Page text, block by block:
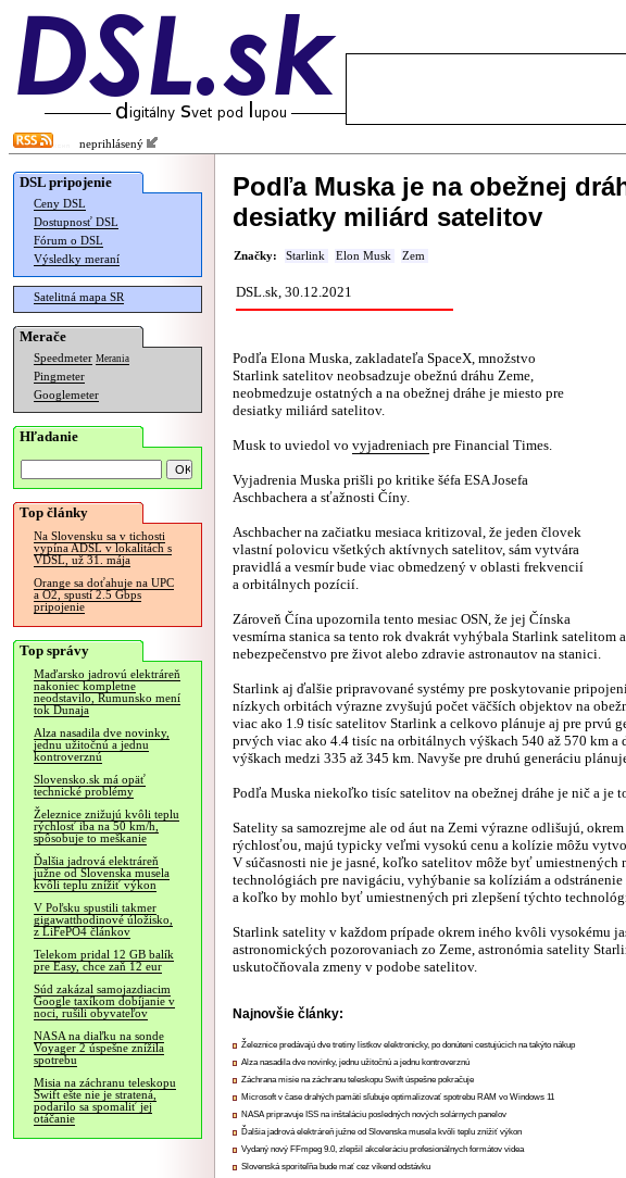
neprihlásený
DSL pripojenie
Ceny DSL
Dostupnosť DSL
Fórum o DSL
Výsledky meraní
Satelitná mapa SR
Merače
Speedmeter Merania
Pingmeter
Googlemeter
Hľadanie
Top články
Na Slovensku sa v tichosti
vypína ADSL v lokalitách s
VDSL, už 31. mája
Orange sa doťahuje na UPC
a O2, spustí 2.5 Gbps
pripojenie
Top správy
Maďarsko jadrovú elektráreň
nakoniec kompletne
neodstavilo, Rumunsko mení
tok Dunaja
Alza nasadila dve novinky,
jednu užitočnú a jednu
kontroverznú
Slovensko.sk má opäť
technické problémy
Železnice znižujú kvôli teplu
rýchlosť iba na 50 km/h,
spôsobuje to meškanie
Ďalšia jadrová elektráreň
južne od Slovenska musela
kvôli teplu znížiť výkon
V Poľsku spustili takmer
gigawatthodinové úložisko,
z LiFePO4 článkov
Telekom pridal 12 GB balík
pre Easy, chce zaň 12 eur
Súd zakázal samojazdiacim
Google taxíkom dobíjanie v
noci, rušili obyvateľov
NASA na diaľku na sonde
Voyager 2 úspešne znížila
spotrebu
Misia na záchranu teleskopu
Swift ešte nie je stratená,
podarilo sa spomaliť jej
otáčanie
Podľa Muska je na obežnej
desiatky miliárd satelitov
Značky: Starlink Elon Musk Zem
DSL.sk, 30.12.2021
Podľa Elona Muska, zakladateľa SpaceX, množstvo
Starlink satelitov neobsadzuje obežnú dráhu Zeme,
neobmedzuje ostatných a na obežnej dráhe je miesto pre
desiatky miliárd satelitov.
Musk to uviedol vo vyjadreniach pre Financial Times.
Vyjadrenia Muska prišli po kritike šéfa ESA Josefa
Aschbachera a sťažnosti Číny.
Aschbacher na začiatku mesiaca kritizoval, že jeden človek
vlastní polovicu všetkých aktívnych satelitov, sám vytvára
pravidlá a vesmír bude viac obmedzený v oblasti frekvencií
a orbitálnych pozícií.
Zároveň Čína upozornila tento mesiac OSN, že jej Čínska
vesmírna stanica sa tento rok dvakrát vyhýbala Starlink satelitom
nebezpečenstvo pre život alebo zdravie astronautov na stanici.
Starlink aj ďalšie pripravované systémy pre poskytovanie
nízkych orbitách výrazne zvyšujú počet väčších objektov na
viac ako 1.9 tisíc satelitov Starlink a celkovo plánuje aj pre prvú
prvých viac ako 4.4 tisíc na orbitálnych výškach 540 až 570 km
výškach medzi 335 až 345 km. Navyše pre druhú generáciu
Podľa Muska niekoľko tisíc satelitov na obežnej dráhe je nič a je
Satelity sa samozrejme ale od áut na Zemi výrazne odlišujú,
rýchlosťou, majú typicky veľmi vysokú cenu a kolízie môžu
V súčasnosti nie je jasné, koľko satelitov môže byť umiestnených
technológiách pre navigáciu, vyhýbanie sa kolíziám a
a koľko by mohlo byť umiestnených pri zlepšení týchto
Starlink satelity v každom prípade okrem iného kvôli vysokému
astronomických pozorovaniach zo Zeme, astronómia satelity
uskutočňovala zmeny v podobe satelitov.
Najnovšie články:
Železnice predávajú dve tretiny lístkov elektronicky, po donútení cestujúcich na takýto nákup
Alza nasadila dve novinky, jednu užitočnú a jednu kontroverznú
Záchrana misie na záchranu teleskopu Swift úspešne pokračuje
Microsoft v čase drahých pamätí sľubuje optimalizovať spotrebu RAM vo Windows 11
NASA pripravuje ISS na inštaláciu posledných nových solárnych panelov
Ďalšia jadrová elektráreň južne od Slovenska musela kvôli teplu znížiť výkon
Vydaný nový FFmpeg 9.0, zlepšil akceleráciu profesionálnych formátov videa
Slovenská sporiteľňa bude mať cez víkend odstávku